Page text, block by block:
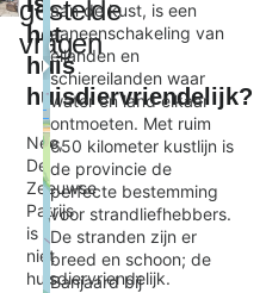
gestelde
vragen
het
huis
huisdiervriendelijk?
Nee,
De
Zeeuwse
Patrijs
is
niet
huisdiervriendelijk.
De Zeeuwse Patrijs
×
aan de kust, is een
aaneenschakeling van
eilanden en
schiereilanden waar
water en land elkaar
ontmoeten. Met ruim
650 kilometer kustlijn is
de provincie de
perfecte bestemming
voor strandliefhebbers.
De stranden zijn er
breed en schoon; de
Banjaard bij